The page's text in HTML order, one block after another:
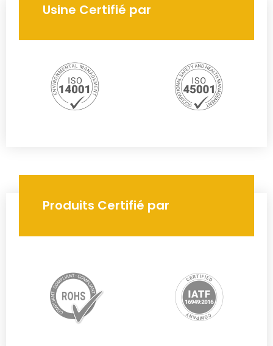
Usine Certifié par
Produits Certifié par